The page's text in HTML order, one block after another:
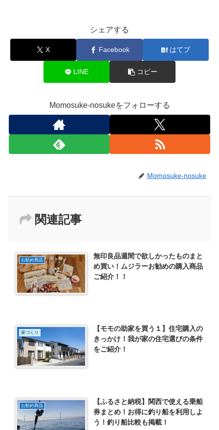
シェアする
X Facebook はてブ
LINE コピー
Momosuke-nosukeをフォローする
Momosuke-nosuke
関連記事
お勧め商品
無印良品週間で欲しかったものまと
め買い！ムジラーお勧めの購入商品
ご紹介！！
家づくり
【モモの助家を買う１】住宅購入の
きっかけ！我が家の住宅選びの条件
をご紹介！
お勧め商品
【ふるさと納税】関西で使える乗船
券まとめ！お得に釣り船を利用しよ
う！釣り船比較も掲載！